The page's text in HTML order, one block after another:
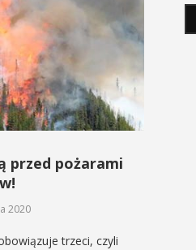
przed pożarami
2020
trzeci, czyli